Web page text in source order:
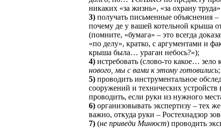
никаких «за жизнь», «за охрану
3) получать письменные объяснения
почему де у вашей котельной крыша
(помните, «бумага» – это всегда
«по делу», кратко, с аргументами и
крыша была… ураган небось?»);
4) истребовать (слово-то какое…
нового, мы с вами к этому готовились;
5) проводить инструментальное
сооружений и технических
проводить, если руки из нужного
6) организовывать экспертизу – тех
важно, откуда руки – Ростехнадзор
7) (не приведи Минюст) проводить